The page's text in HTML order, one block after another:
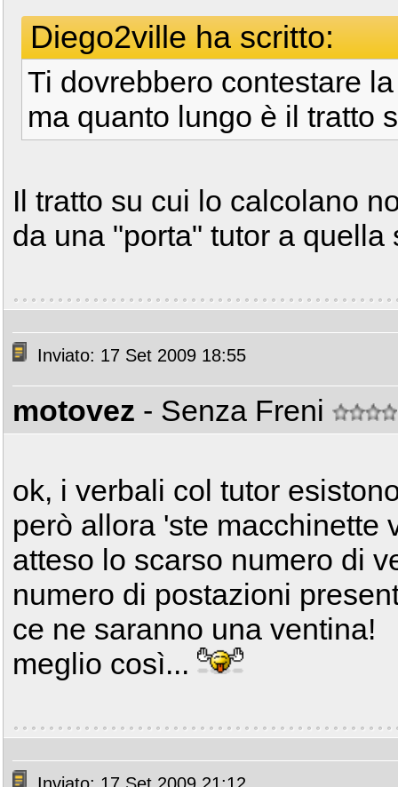
Diego2ville ha scritto:
Ti dovrebbero contestare
ma quanto lungo è il tratto
Il tratto su cui lo calcolano
da una "porta" tutor a quella
Inviato: 17 Set 2009 18:55
motovez - Senza Freni
ok, i verbali col tutor
però allora 'ste macchinette
atteso lo scarso numero di
numero di postazioni
ce ne saranno una ventina!
meglio così...